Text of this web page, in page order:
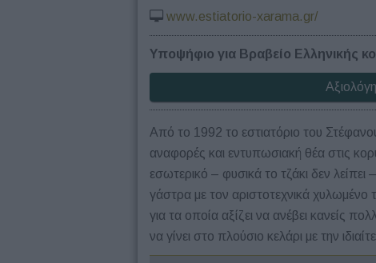
www.estiatorio-xarama.gr/
Υποψήφιο για Βραβείο Ελληνικής
Από το 1992 το εστιατόριο του
αναφορές και εντυπωσιακή θέα στις
εσωτερικό – φυσικά το τζάκι δεν
γάστρα με τον αριστοτεχνικά χυλωμένο
για τα οποία αξίζει να ανέβει κανείς
να γίνει στο πλούσιο κελάρι με την